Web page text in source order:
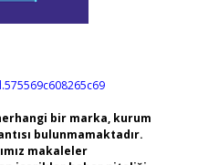
bir marka, kurum
bulunmamaktadır.
makaleler